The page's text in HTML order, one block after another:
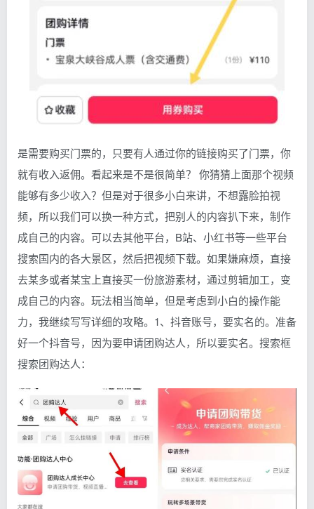
是需要购买门票的，只要有人通过你的链接购买了门票，你
就有收入返佣。看起来是不是很简单？ 你猜猜上面那个视频
能够有多少收入？但是对于很多小白来讲，不想露脸拍视
频，所以我们可以换一种方式，把别人的内容扒下来，制作
成自己的内容。可以去其他平台，B站、小红书等一些平台
搜索国内的各大景区，然后把视频下载。如果嫌麻烦，直接
去某多或者某宝上直接买一份旅游素材，通过剪辑加工，变
成自己的内容。玩法相当简单，但是考虑到小白的操作能
力，我继续写写详细的攻略。1、抖音账号，要实名的。准备
好一个抖音号，因为要申请团购达人，所以要实名。搜索框
搜索团购达人：